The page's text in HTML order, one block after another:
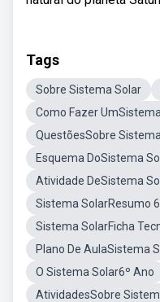
Tags
Sobre Sistema Solar
Como Fazer
QuestõesSobre
Esquema DoSistema
Atividade DeSistema
Sistema SolarResumo
Sistema SolarFicha
Plano De AulaSistema
O Sistema Solar6º Ano
AtividadesSobre